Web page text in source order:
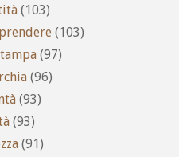
(103)
(103)
(97)
(96)
(93)
(93)
(91)